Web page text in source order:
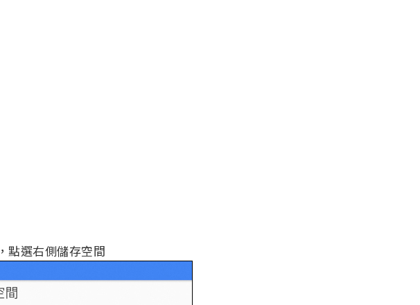
點選右側儲存空間